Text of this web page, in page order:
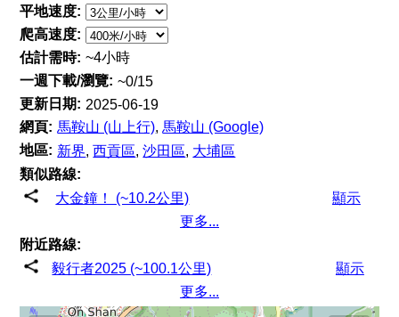
平地速度:
爬高速度:
估計需時: ~4小時
一週下載/瀏覽: ~0/15
更新日期: 2025-06-19
網頁: 馬鞍山 (山上行), 馬鞍山 (Google)
地區: 新界,西貢區,沙田區, 大埔區
類似路線:
大金鐘！ (~10.2公里)
顯示
更多...
附近路線:
毅行者2025 (~100.1公里)
顯示
更多...